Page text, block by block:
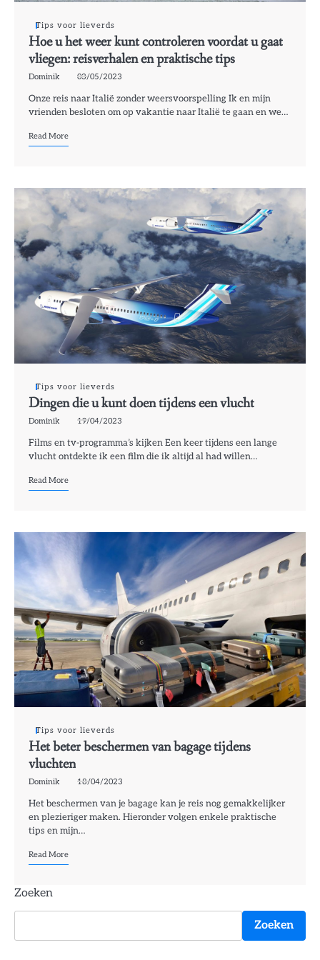
Tips voor lieverds
Hoe u het weer kunt controleren voordat u gaat
vliegen: reisverhalen en praktische tips
Dominik 03/05/2023
Onze reis naar Italië zonder weersvoorspelling Ik en mijn
vrienden besloten om op vakantie naar Italië te gaan en we…
Read More
Tips voor lieverds
Dingen die u kunt doen tijdens een vlucht
Dominik 19/04/2023
Films en tv-programma’s kijken Een keer tijdens een lange
vlucht ontdekte ik een film die ik altijd al had willen…
Read More
Tips voor lieverds
Het beter beschermen van bagage tijdens
vluchten
Dominik 18/04/2023
Het beschermen van je bagage kan je reis nog gemakkelijker
en plezieriger maken. Hieronder volgen enkele praktische
tips en mijn…
Read More
Zoeken
Zoeken